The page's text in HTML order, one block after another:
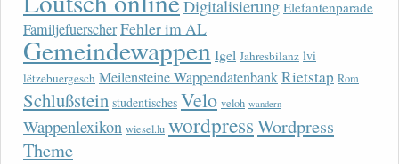
Digitalisierung Elefantenparade
FamiljefuerscherFehler im AL
Gemeindewappen Igel Jahresbilanz lvi
lëtzebuergesch Meilensteine WappendatenbankRietstap Rom
Schlußstein studentisches Velo veloh wandern
Wappenlexikon wiesel.lu wordpressWordpress
Theme